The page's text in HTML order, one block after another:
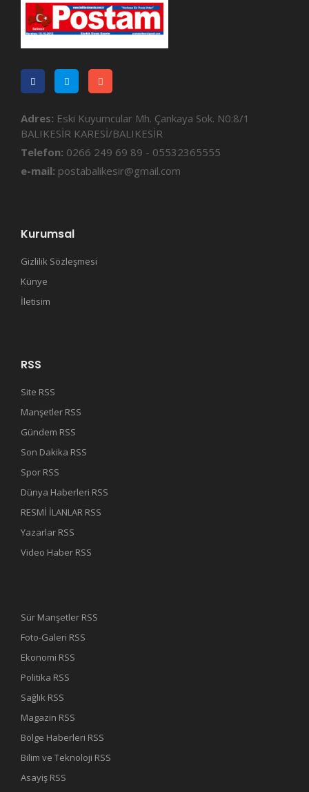
Adres: Eski Kuyumcular Mh. Çankaya Sok. N0:8/1
BALIKESİR KARESİ/BALIKESİR
Telefon: 0266 249 69 89 - 05532365555
e-mail: postabalikesir@gmail.com
Kurumsal
Gizlilik Sözleşmesi
Künye
İletisim
RSS
Site RSS
Manşetler RSS
Gündem RSS
Son Dakika RSS
Spor RSS
Dünya Haberleri RSS
RESMİ İLANLAR RSS
Yazarlar RSS
Video Haber RSS
Sür Manşetler RSS
Foto-Galeri RSS
Ekonomi RSS
Politika RSS
Sağlık RSS
Magazin RSS
Bölge Haberleri RSS
Bilim ve Teknoloji RSS
Asayiş RSS